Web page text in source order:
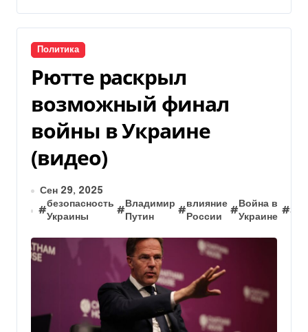
Политика
Рютте раскрыл
возможный финал
войны в Украине
(видео)
Сен 29, 2025
#
безопасность
Украины
#
Владимир
Путин
#
влияние
России
#
Война в
Украине
#